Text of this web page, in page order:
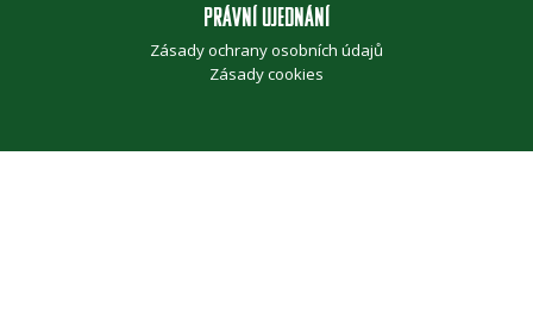
PRÁVNÍ UJEDNÁNÍ
Zásady ochrany osobních údajů
Zásady cookies